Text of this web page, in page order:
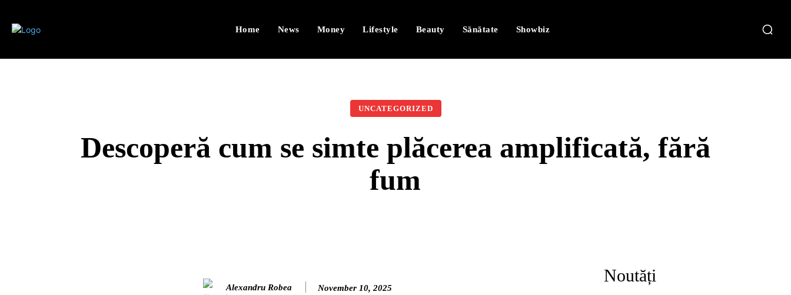
Home News Money Lifestyle Beauty Sănătate Showbiz
UNCATEGORIZED
Descoperă cum se simte plăcerea amplificată, fără
fum
Alexandru Robea November 10, 2025
Noutăți